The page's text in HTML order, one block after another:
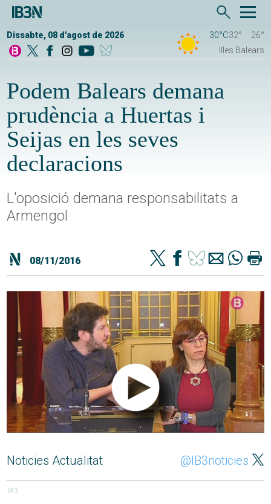
Dissabte, 08 d'agost de 2026 30°C32°
26°
Illes Balears
Podem Balears demana
prudència a Huertas i
Seijas en les seves
declaracions
L'oposició demana responsabilitats a
Armengol
08/11/2016
Noticies Actualitat @IB3noticies
183